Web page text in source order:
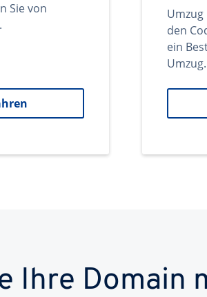
Sie von
den
ein
Umzug.
Ihre Domain